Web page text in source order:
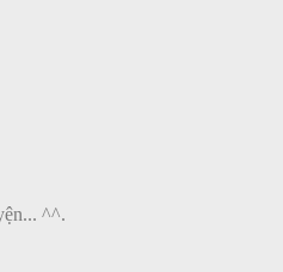
^^.